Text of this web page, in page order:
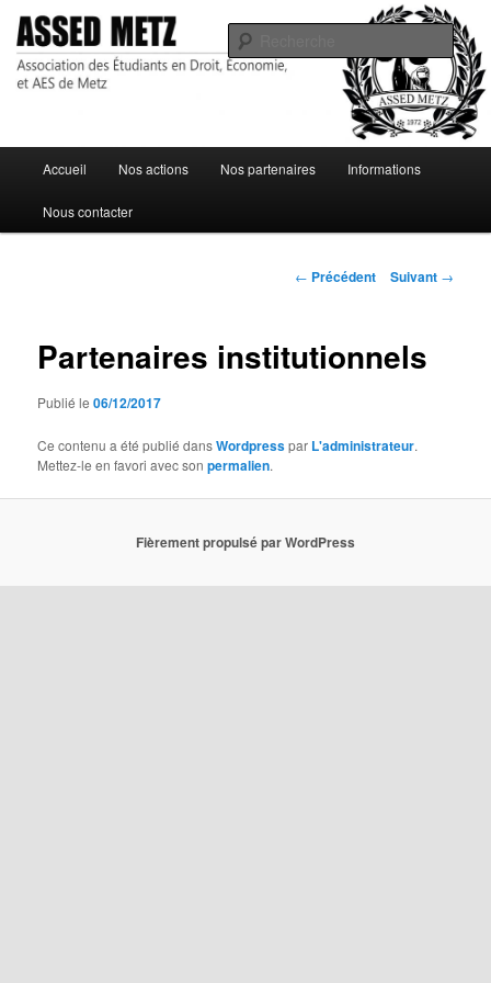
ASSED Metz
Association des Étudiants en Droit, Économie, et AES de Metz
principal
Aller
au
Accueil Nos actions Nos partenaires Informations
Nous contacter
Navigation
← Précédent Suivant →
Partenaires institutionnels
Publié le06/12/2017
Ce contenu a été publié dansWordpresspar L'administrateur.
Mettez-le en favori avec sonpermalien.
Fièrement propulsé par WordPress